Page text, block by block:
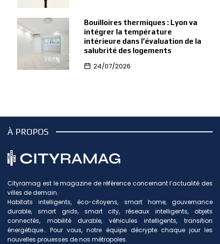
Bouilloires thermiques : Lyon va
intégrer la température
intérieure dans l’évaluation de la
salubrité des logements
24/07/2026
À PROPOS
Cityramag est le magazine de référence concernant l’actualité des
villes de demain.
Habitats intelligents, éco-citoyens, smart home, gouvernance
durable, smart grids, smart city, réseaux intelligents, objets
connectés, mobilité durable, véhicules intelligents, transition
énergétique… Pour vous, notre équipe décrypte chaque jour les
nouvelles prouesses de nos métropoles.